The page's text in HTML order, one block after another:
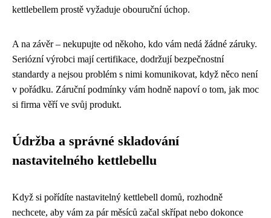
kettlebellem prostě vyžaduje obouruční úchop.
A na závěr – nekupujte od někoho, kdo vám nedá žádné záruky.
Seriózní výrobci mají certifikace, dodržují bezpečnostní
standardy a nejsou problém s nimi komunikovat, když něco není
v pořádku. Záruční podmínky vám hodně napoví o tom, jak moc
si firma věří ve svůj produkt.
Údržba a správné skladování
nastavitelného kettlebellu
Když si pořídíte nastavitelný kettlebell domů, rozhodně
nechcete, aby vám za pár měsíců začal skřípat nebo dokonce